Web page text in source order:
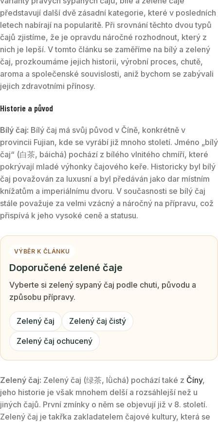
představují další dvě zásadní kategorie, které v posledních
letech nabírají na popularitě. Při srovnání těchto dvou typů
čajů zjistíme, že je opravdu náročné rozhodnout, který z
nich je lepší. V tomto článku se zaměříme na bílý a zelený
čaj, prozkoumáme jejich historii, výrobní proces, chutě,
aroma a společenské souvislosti, aniž bychom se zabývali
jejich zdravotními přínosy.
Historie a původ
Bílý čaj: Bílý čaj má svůj původ v Číně, konkrétně v
provincii Fujian, kde se vyrábí již mnoho století. Jméno „bílý
čaj“ (白茶, báichá) pochází z bílého vlnitého chmíří, které
pokrývají mladé výhonky čajového keře. Historicky byl bílý
čaj považován za luxusní a byl předáván jako dar místním
knížatům a imperiálnímu dvoru. V současnosti se bílý čaj
stále považuje za velmi vzácný a náročný na přípravu, což
přispívá k jeho vysoké ceně a statusu.
VÝBĚR K ČLÁNKU
Doporučené zelené čaje
Vyberte si zelený sypaný čaj podle chuti, původu a
způsobu přípravy.
Zelený čaj Zelený čaj čistý
Zelený čaj ochucený
Zelený čaj: Zelený čaj (绿茶, lǜchá) pochází také z Číny,
jeho historie je však mnohem delší a rozsáhlejší než u
jiných čajů. První zmínky o něm se objevují již v 8. století.
Zelený čaj je takřka zakladatelem čajové kultury, která se